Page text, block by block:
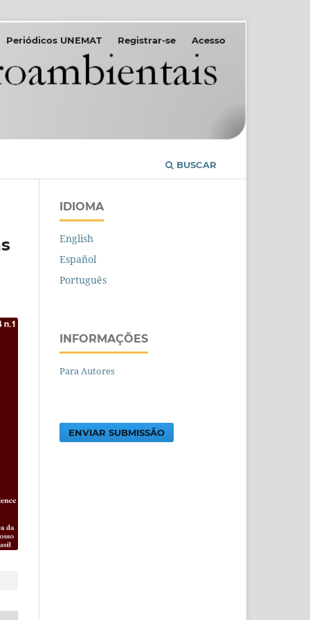
BUSCAR
Periódicos UNEMAT Registrar-se Acesso
IDIOMA
English
Español
Português
INFORMAÇÕES
Para Autores
ENVIAR SUBMISSÃO